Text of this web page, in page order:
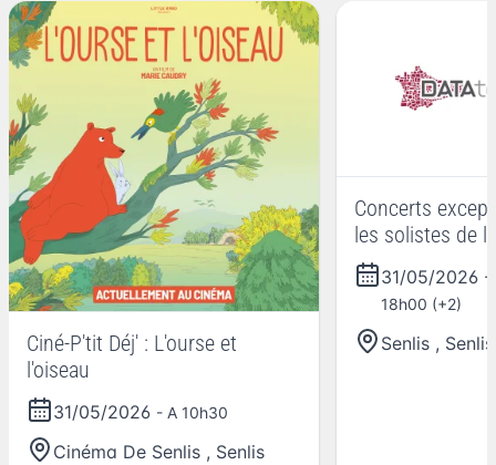
Ciné-P'tit Déj' : L'ourse et
l'oiseau
31/05/2026 - A 10h30
Cinéma De Senlis , Senlis
Concerts
les solistes de
l’Opéra
chapelle Saint-
Senlis
31/05/2026 -
18h00 (+2)
Senlis , Senlis